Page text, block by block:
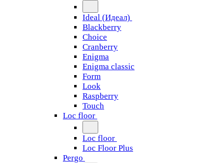
Ideal (Идеал)
Blackberry
Choice
Cranberry
Enigma
Enigma classic
Form
Look
Raspberry
Touch
Loc floor
Loc floor
Loc Floor Plus
Pergo